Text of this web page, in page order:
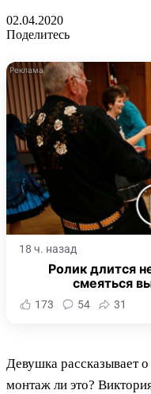
02.04.2020
Поделитесь
18 ч. назад
Ролик длится
смеяться
173 54 31
Девушка рассказывает
монтаж ли это?